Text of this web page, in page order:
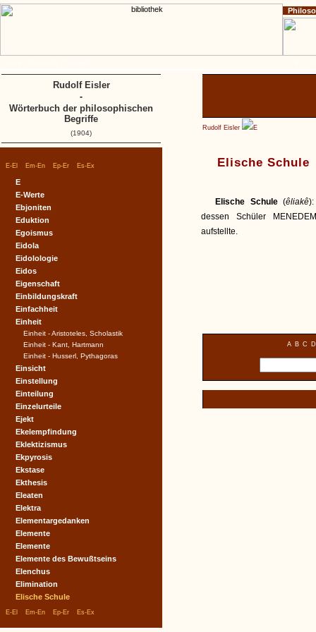
Rudolf Eisler E
Elische Schule
Elische Schule (êliakê
dessen Schüler
aufstellte.
A B C D
E-El Em-En Ep-Er Es-Ex
E
E-Werte
Ebjoniten
Eduktion
Egoismus
Eidola
Eidolologie
Eidos
Eigenschaft
Einbildungskraft
Einfachheit
Einheit
Einheit - Aristoteles, Scholastik
Einheit - Kant, Hartmann
Einheit - Husserl, Pythagoras
Einsicht
Einstellung
Einteilung
Einzelurteile
Ejekt
Ekelempfindung
Eklektizismus
Ekpyrosis
Ekstase
Ekthesis
Eleaten
Elektra
Elementargedanken
Elemente
Elemente
Elemente des Bewußtseins
Elenchus
Elimination
Elische Schule
E-El Em-En Ep-Er Es-Ex
Rudolf Eisler
-
Wörterbuch der philosophischen
Begriffe
(1904)